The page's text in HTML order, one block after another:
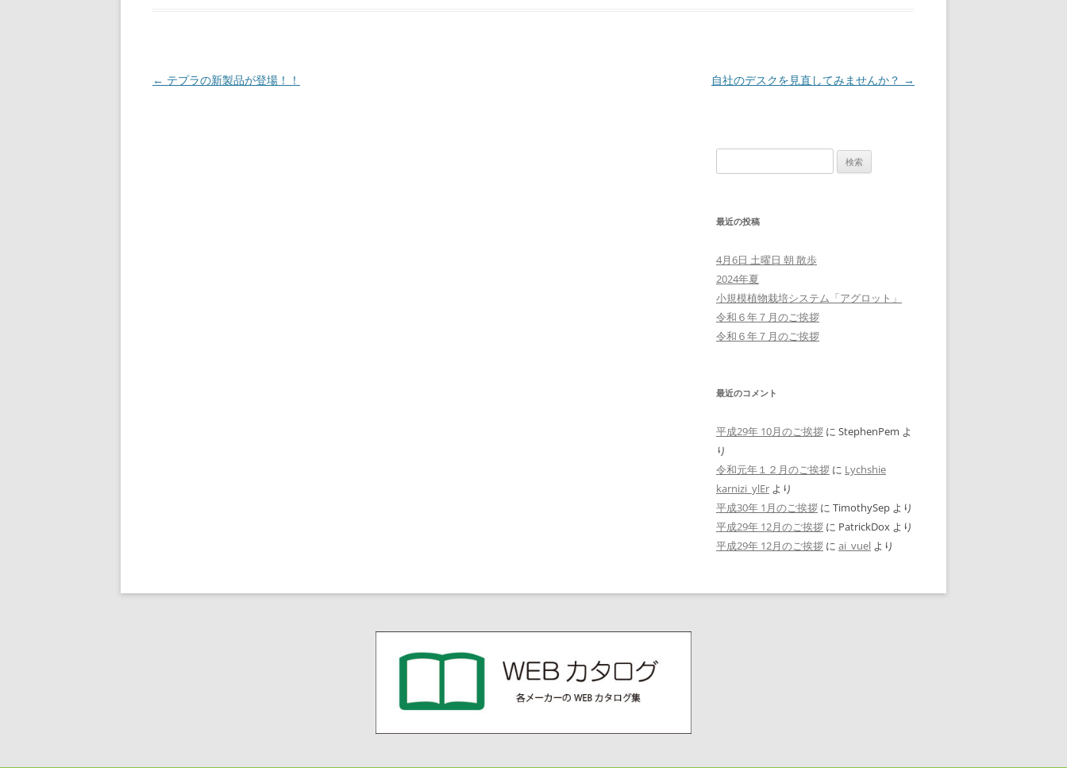
投
← テプラの新製品が登場！！ 自社のデスクを見直してみませんか？ →
索:
最近の投稿
4月6日 土曜日 朝 散歩
2024年夏
小規模植物栽培システム「アグロット」
令和６年７月のご挨拶
令和６年７月のご挨拶
最近のコメント
平成29年 10月のご挨拶 に StephenPem よ
り
令和元年１２月のご挨拶 に Lychshie
karnizi_ylEr より
平成30年 1月のご挨拶 に TimothySep より
平成29年 12月のご挨拶 に PatrickDox より
平成29年 12月のご挨拶 に ai_vuel より